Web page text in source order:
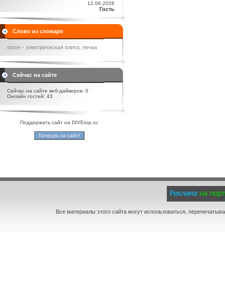
12.06.2026
Гость
Слово из словаря
stove - электрическая плита, печка
Сейчас на сайте
Сейчас на сайте веб-дайверов: 0
Онлайн гостей: 43
Поддержать сайт на DIVEtop.ru:
Все материалы этого сайта могут использоваться,